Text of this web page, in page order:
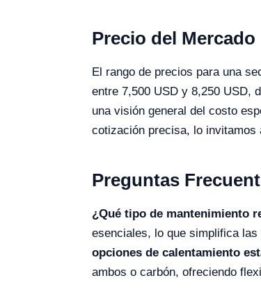
Precio del Mercado
El rango de precios para una
entre 7,500 USD y 8,250 USD,
una visión general del costo
cotización precisa, lo invitamos
Preguntas
¿Qué tipo de mantenimiento
esenciales, lo que simplifica
opciones de calentamiento
ambos o carbón, ofreciendo